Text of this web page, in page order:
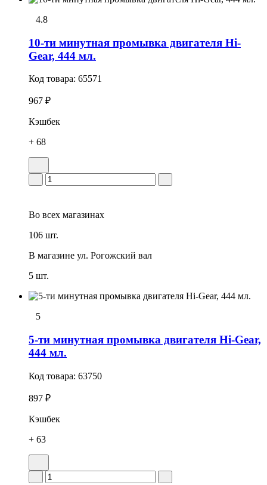
4.8
10-ти минутная промывка двигателя Hi-
Gear, 444 мл.
Код товара: 65571
967 ₽
Кэшбек
+ 68
Во всех магазинах
106 шт.
В магазине ул. Рогожский вал
5 шт.
5
5-ти минутная промывка двигателя Hi-Gear,
444 мл.
Код товара: 63750
897 ₽
Кэшбек
+ 63